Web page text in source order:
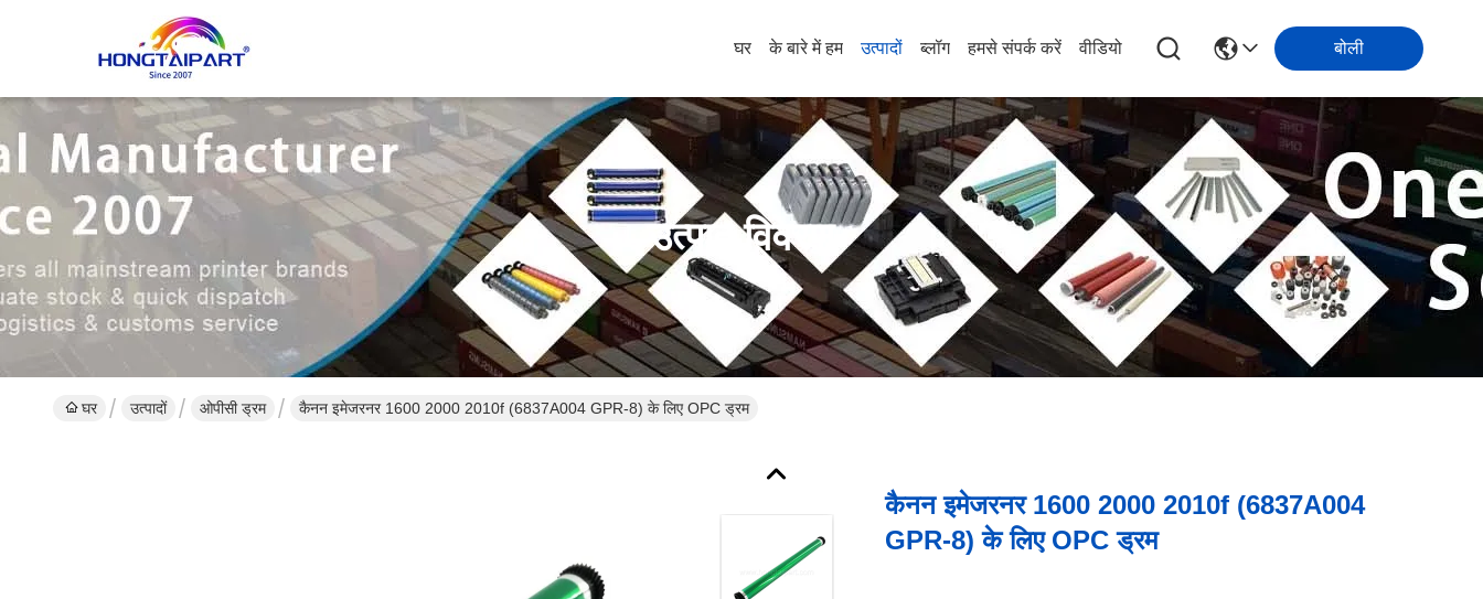
घर के बारे में हम उत्पादों ब्लॉग हमसे संपर्क करें वीडियो बोली
उत्पाद विवरण
घर उत्पादों ओपीसी ड्रम कैनन इमेजरनर 1600 2000 2010f (6837A004 GPR-8) के लिए OPC ड्रम
कैनन इमेजरनर 1600 2000 2010f (6837A004
GPR-8) के लिए OPC ड्रम